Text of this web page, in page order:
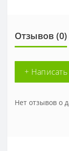
Отзывов (0)
+
Нет отзывов о